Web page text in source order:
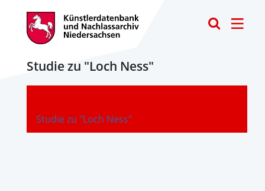
Studie zu "Loch Ness"
Studie zu "Loch Ness"
-